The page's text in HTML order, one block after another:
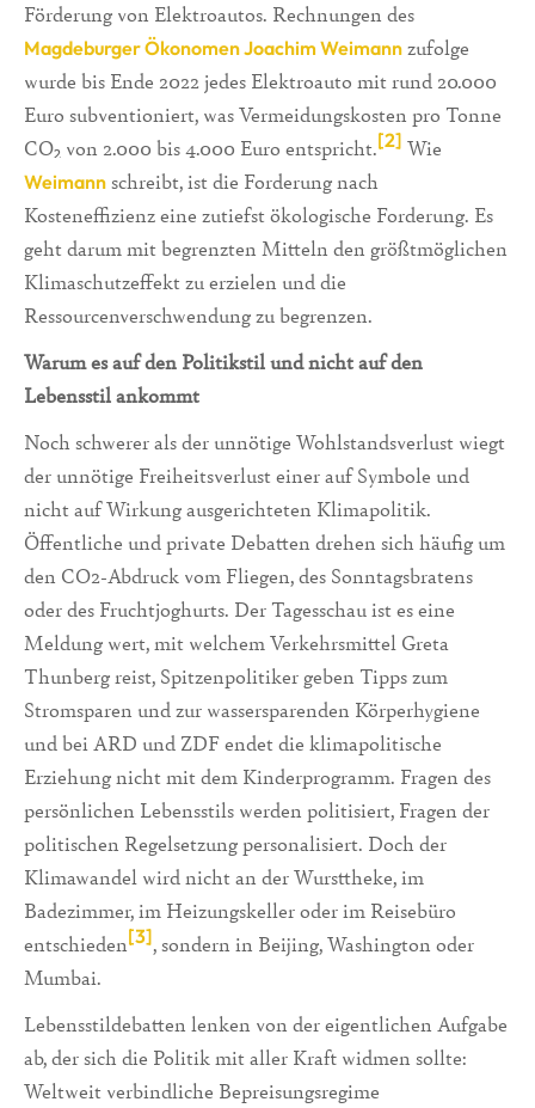
Förderung von Elektroautos. Rechnungen des
Magdeburger Ökonomen Joachim Weimann zufolge
wurde bis Ende 2022 jedes Elektroauto mit rund 20.000
Euro subventioniert, was Vermeidungskosten pro Tonne
CO₂ von 2.000 bis 4.000 Euro entspricht.[2] Wie
Weimann schreibt, ist die Forderung nach
Kosteneffizienz eine zutiefst ökologische Forderung. Es
geht darum mit begrenzten Mitteln den größtmöglichen
Klimaschutzeffekt zu erzielen und die
Ressourcenverschwendung zu begrenzen.
Warum es auf den Politikstil und nicht auf den
Lebensstil ankommt
Noch schwerer als der unnötige Wohlstandsverlust wiegt
der unnötige Freiheitsverlust einer auf Symbole und
nicht auf Wirkung ausgerichteten Klimapolitik.
Öffentliche und private Debatten drehen sich häufig um
den CO2-Abdruck vom Fliegen, des Sonntagsbratens
oder des Fruchtjoghurts. Der Tagesschau ist es eine
Meldung wert, mit welchem Verkehrsmittel Greta
Thunberg reist, Spitzenpolitiker geben Tipps zum
Stromsparen und zur wassersparenden Körperhygiene
und bei ARD und ZDF endet die klimapolitische
Erziehung nicht mit dem Kinderprogramm. Fragen des
persönlichen Lebensstils werden politisiert, Fragen der
politischen Regelsetzung personalisiert. Doch der
Klimawandel wird nicht an der Wursttheke, im
Badezimmer, im Heizungskeller oder im Reisebüro
entschieden[3], sondern in Beijing, Washington oder
Mumbai.
Lebensstildebatten lenken von der eigentlichen Aufgabe
ab, der sich die Politik mit aller Kraft widmen sollte:
Weltweit verbindliche Bepreisungsregime